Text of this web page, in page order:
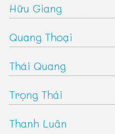
Hữu Giang
Quang Thoại
Thái Quang
Trọng Thái
Thanh Luân